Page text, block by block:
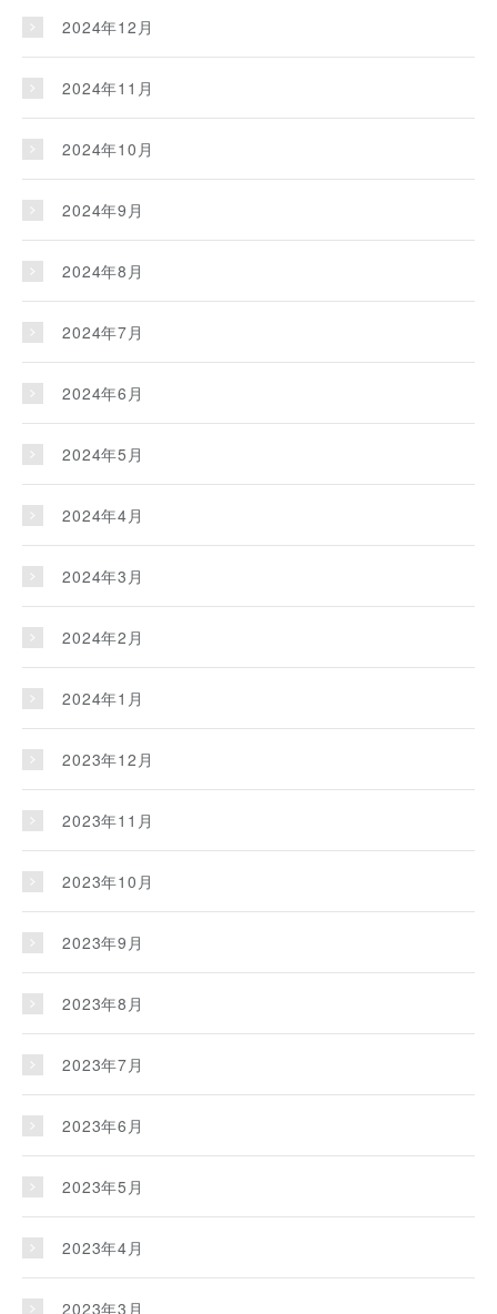
2024年12月
2024年11月
2024年10月
2024年9月
2024年8月
2024年7月
2024年6月
2024年5月
2024年4月
2024年3月
2024年2月
2024年1月
2023年12月
2023年11月
2023年10月
2023年9月
2023年8月
2023年7月
2023年6月
2023年5月
2023年4月
2023年3月